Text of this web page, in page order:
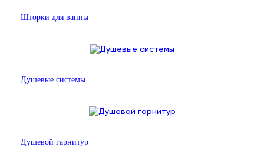
Шторки для ванны
Душевые системы
Душевой гарнитур